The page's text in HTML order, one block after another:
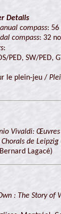
Details
compass: 56
compass: 32
:
PED, SW/PED,
le plein-jeu /
Vivaldi:
Chorals de Leipzig
Lagacé)
: The Story of